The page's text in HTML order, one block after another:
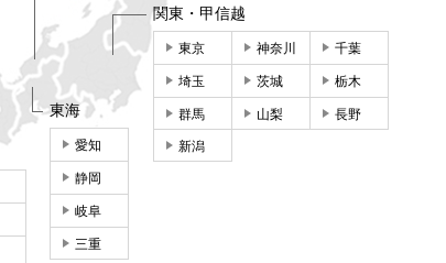
関東・甲信越
東京 神奈川 千葉
埼玉 茨城 栃木
群馬 山梨 長野
新潟
東海
愛知
静岡
岐阜
三重